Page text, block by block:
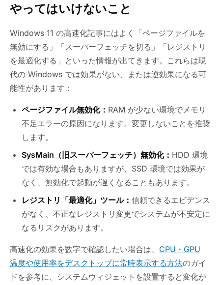
やってはいけないこと
Windows 11 の高速化記事にはよく「ページファイルを
無効にする」「スーパーフェッチを切る」「レジストリ
を最適化する」といった情報が出てきます。これらは現
代の Windows では効果がない、または逆効果になる可
能性があります：
ページファイル無効化： RAM が少ない環境でメモリ
不足エラーの原因になります。変更しないことを推奨
します。
SysMain（旧スーパーフェッチ）無効化： HDD 環境
では有効な場合もありますが、SSD 環境では効果が
なく、無効化で起動が遅くなることもあります。
レジストリ「最適化」ツール： 信頼できるエビデンス
がなく、不正なレジストリ変更でシステムが不安定に
なるリスクがあります。
高速化の効果を数字で確認したい場合は、 CPU・GPU
温度や使用率をデスクトップに常時表示する方法のガイ
ドを参考に、システムウィジェットを設置すると変化が